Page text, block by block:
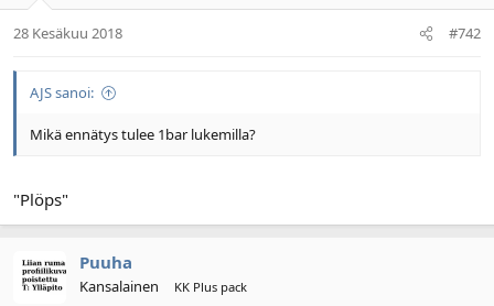
28 Kesäkuu 2018 #742
AJS sanoi:
Mikä ennätys tulee 1bar lukemilla?
"Plöps"
Puuha
Kansalainen KK Plus pack